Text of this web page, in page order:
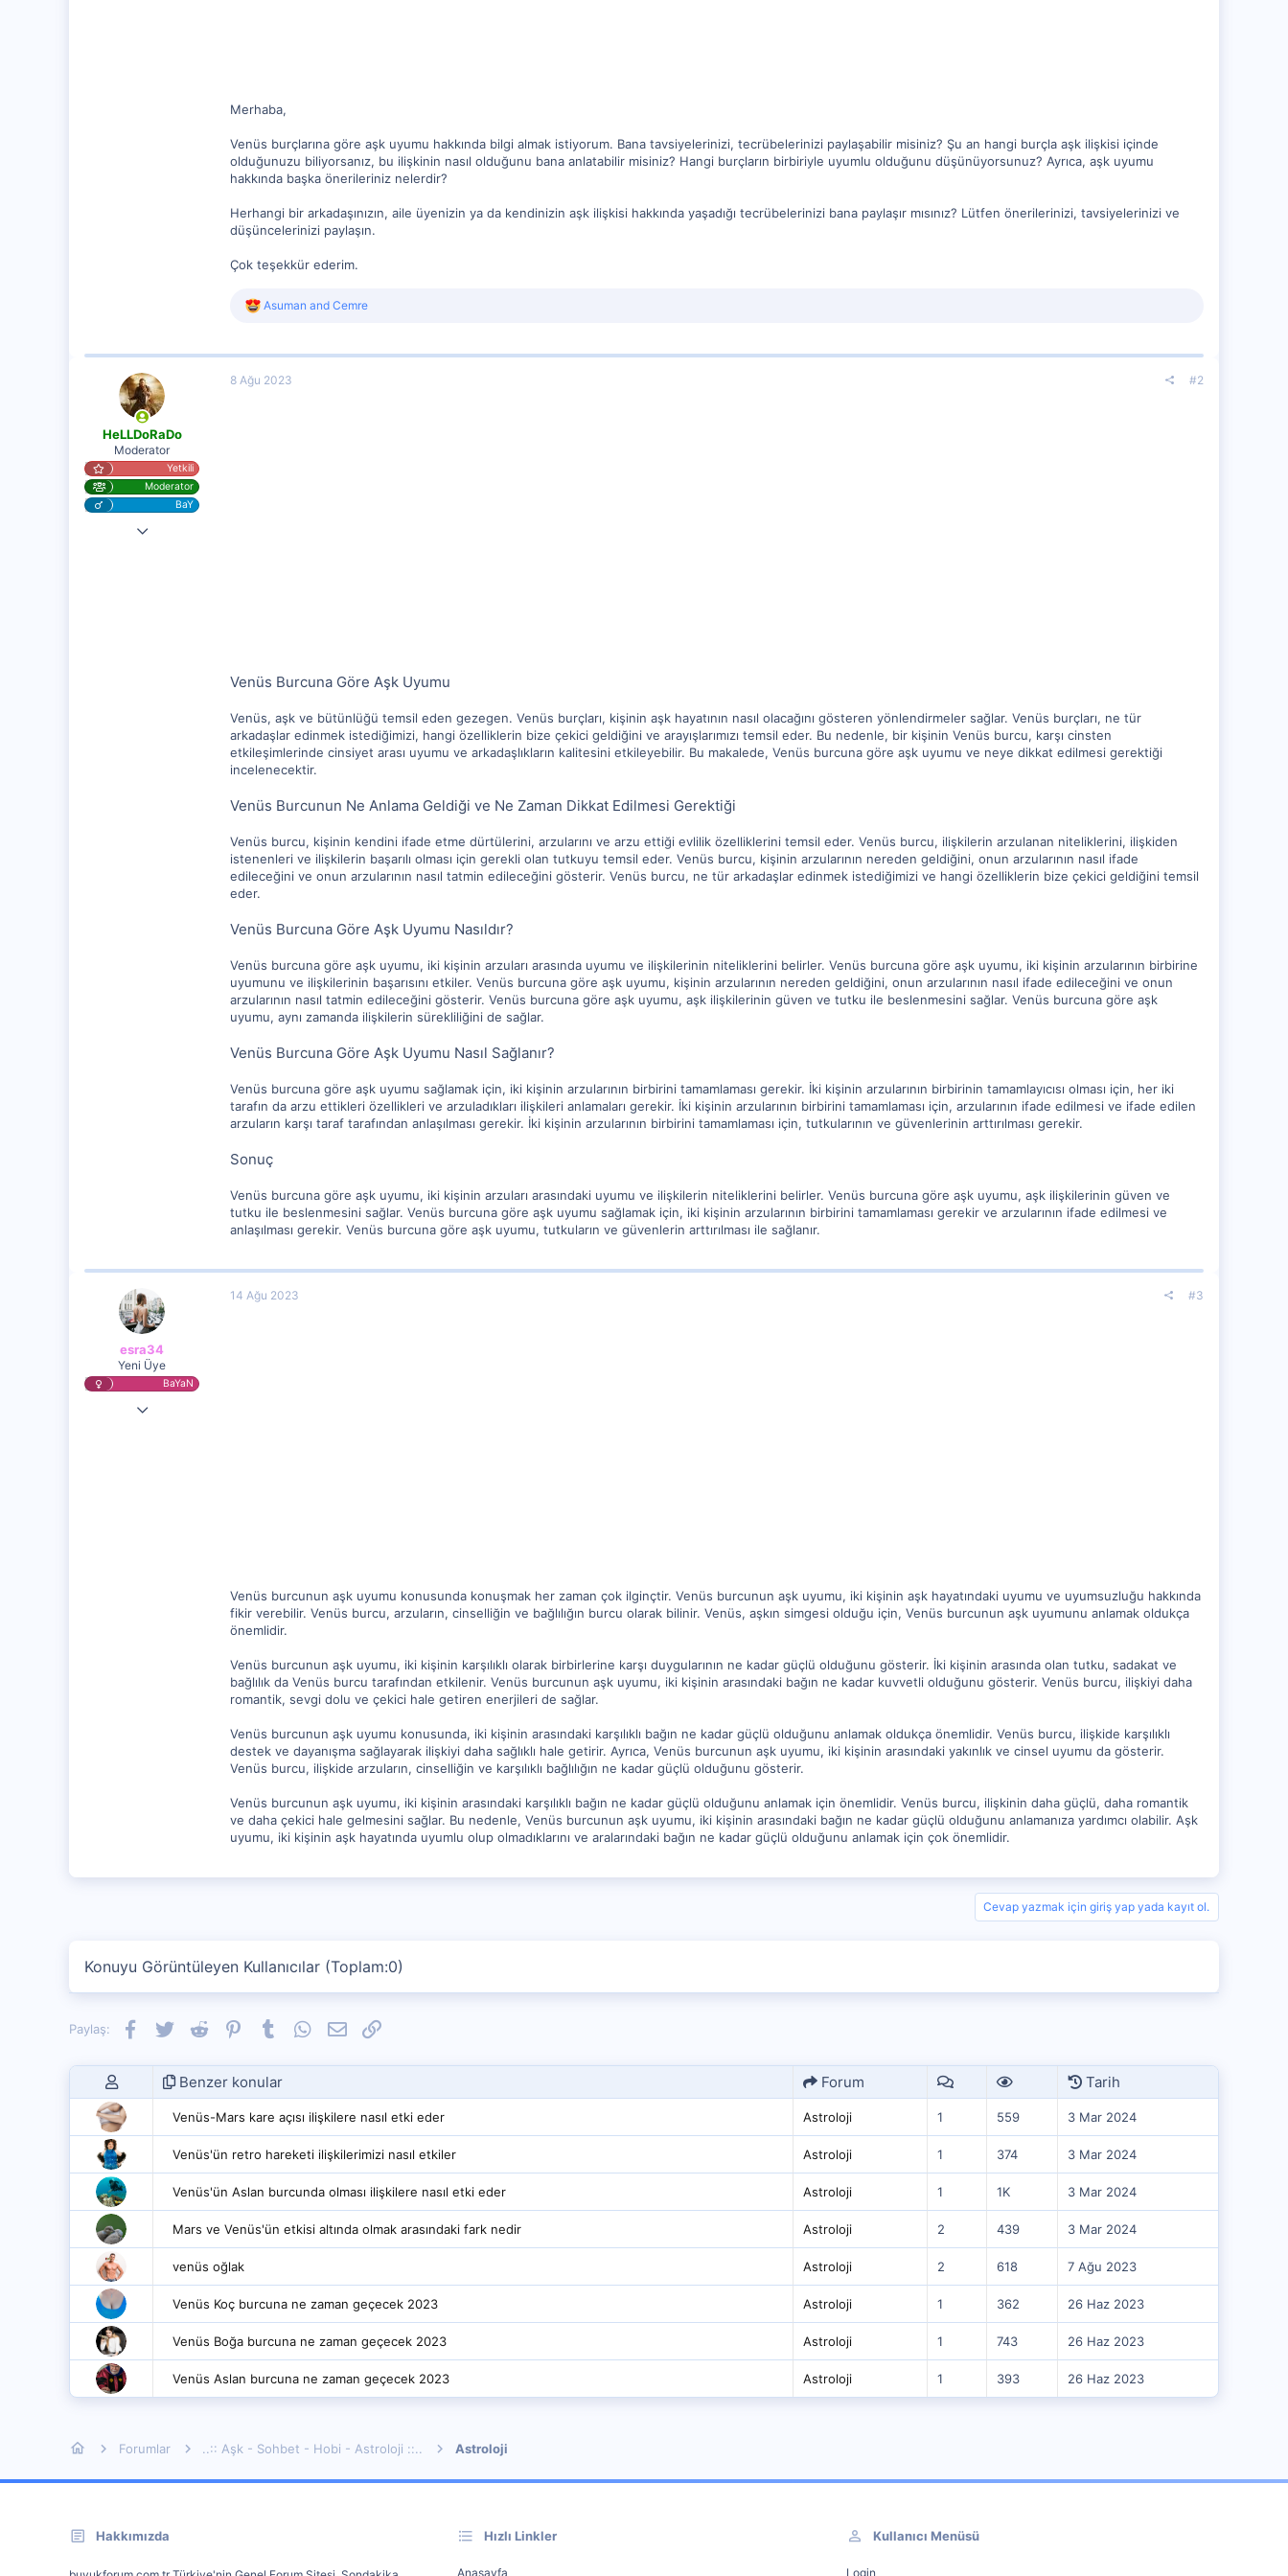
Merhaba,
Venüs burçlarına göre aşk uyumu hakkında bilgi almak istiyorum. Bana tavsiyelerinizi, tecrübelerinizi paylaşabilir misiniz? Şu an hangi burçla aşk ilişkisi içinde
olduğunuzu biliyorsanız, bu ilişkinin nasıl olduğunu bana anlatabilir misiniz? Hangi burçların birbiriyle uyumlu olduğunu düşünüyorsunuz? Ayrıca, aşk uyumu
hakkında başka önerileriniz nelerdir?
Herhangi bir arkadaşınızın, aile üyenizin ya da kendinizin aşk ilişkisi hakkında yaşadığı tecrübelerinizi bana paylaşır mısınız? Lütfen önerilerinizi, tavsiyelerinizi ve
düşüncelerinizi paylaşın.
Çok teşekkür ederim.
R
c
i
Asuman and Cemre
HeLLDoRaDo
Moderator
Yetkili
Moderator
BaY
4 Nis 2023
8 Ağu 2023 #2
Venüs Burcuna Göre Aşk Uyumu
Venüs, aşk ve bütünlüğü temsil eden gezegen. Venüs burçları, kişinin aşk hayatının nasıl olacağını gösteren yönlendirmeler sağlar. Venüs burçları, ne tür
arkadaşlar edinmek istediğimizi, hangi özelliklerin bize çekici geldiğini ve arayışlarımızı temsil eder. Bu nedenle, bir kişinin Venüs burcu, karşı cinsten
etkileşimlerinde cinsiyet arası uyumu ve arkadaşlıkların kalitesini etkileyebilir. Bu makalede, Venüs burcuna göre aşk uyumu ve neye dikkat edilmesi gerektiği
incelenecektir.
Venüs Burcunun Ne Anlama Geldiği ve Ne Zaman Dikkat Edilmesi Gerektiği
Venüs burcu, kişinin kendini ifade etme dürtülerini, arzularını ve arzu ettiği evlilik özelliklerini temsil eder. Venüs burcu, ilişkilerin arzulanan niteliklerini, ilişkiden
istenenleri ve ilişkilerin başarılı olması için gerekli olan tutkuyu temsil eder. Venüs burcu, kişinin arzularının nereden geldiğini, onun arzularının nasıl ifade
edileceğini ve onun arzularının nasıl tatmin edileceğini gösterir. Venüs burcu, ne tür arkadaşlar edinmek istediğimizi ve hangi özelliklerin bize çekici geldiğini temsil
eder.
Venüs Burcuna Göre Aşk Uyumu Nasıldır?
Venüs burcuna göre aşk uyumu, iki kişinin arzuları arasında uyumu ve ilişkilerinin niteliklerini belirler. Venüs burcuna göre aşk uyumu, iki kişinin arzularının birbirine
uyumunu ve ilişkilerinin başarısını etkiler. Venüs burcuna göre aşk uyumu, kişinin arzularının nereden geldiğini, onun arzularının nasıl ifade edileceğini ve onun
arzularının nasıl tatmin edileceğini gösterir. Venüs burcuna göre aşk uyumu, aşk ilişkilerinin güven ve tutku ile beslenmesini sağlar. Venüs burcuna göre aşk
uyumu, aynı zamanda ilişkilerin sürekliliğini de sağlar.
Venüs Burcuna Göre Aşk Uyumu Nasıl Sağlanır?
Venüs burcuna göre aşk uyumu sağlamak için, iki kişinin arzularının birbirini tamamlaması gerekir. İki kişinin arzularının birbirinin tamamlayıcısı olması için, her iki
tarafın da arzu ettikleri özellikleri ve arzuladıkları ilişkileri anlamaları gerekir. İki kişinin arzularının birbirini tamamlaması için, arzularının ifade edilmesi ve ifade edilen
arzuların karşı taraf tarafından anlaşılması gerekir. İki kişinin arzularının birbirini tamamlaması için, tutkularının ve güvenlerinin arttırılması gerekir.
Sonuç
Venüs burcuna göre aşk uyumu, iki kişinin arzuları arasındaki uyumu ve ilişkilerin niteliklerini belirler. Venüs burcuna göre aşk uyumu, aşk ilişkilerinin güven ve
tutku ile beslenmesini sağlar. Venüs burcuna göre aşk uyumu sağlamak için, iki kişinin arzularının birbirini tamamlaması gerekir ve arzularının ifade edilmesi ve
anlaşılması gerekir. Venüs burcuna göre aşk uyumu, tutkuların ve güvenlerin arttırılması ile sağlanır.
esra34
Yeni Üye
BaYaN
8 Ağu 2023
14 Ağu 2023 #3
Venüs burcunun aşk uyumu konusunda konuşmak her zaman çok ilginçtir. Venüs burcunun aşk uyumu, iki kişinin aşk hayatındaki uyumu ve uyumsuzluğu hakkında
fikir verebilir. Venüs burcu, arzuların, cinselliğin ve bağlılığın burcu olarak bilinir. Venüs, aşkın simgesi olduğu için, Venüs burcunun aşk uyumunu anlamak oldukça
önemlidir.
Venüs burcunun aşk uyumu, iki kişinin karşılıklı olarak birbirlerine karşı duygularının ne kadar güçlü olduğunu gösterir. İki kişinin arasında olan tutku, sadakat ve
bağlılık da Venüs burcu tarafından etkilenir. Venüs burcunun aşk uyumu, iki kişinin arasındaki bağın ne kadar kuvvetli olduğunu gösterir. Venüs burcu, ilişkiyi daha
romantik, sevgi dolu ve çekici hale getiren enerjileri de sağlar.
Venüs burcunun aşk uyumu konusunda, iki kişinin arasındaki karşılıklı bağın ne kadar güçlü olduğunu anlamak oldukça önemlidir. Venüs burcu, ilişkide karşılıklı
destek ve dayanışma sağlayarak ilişkiyi daha sağlıklı hale getirir. Ayrıca, Venüs burcunun aşk uyumu, iki kişinin arasındaki yakınlık ve cinsel uyumu da gösterir.
Venüs burcu, ilişkide arzuların, cinselliğin ve karşılıklı bağlılığın ne kadar güçlü olduğunu gösterir.
Venüs burcunun aşk uyumu, iki kişinin arasındaki karşılıklı bağın ne kadar güçlü olduğunu anlamak için önemlidir. Venüs burcu, ilişkinin daha güçlü, daha romantik
ve daha çekici hale gelmesini sağlar. Bu nedenle, Venüs burcunun aşk uyumu, iki kişinin arasındaki bağın ne kadar güçlü olduğunu anlamanıza yardımcı olabilir. Aşk
uyumu, iki kişinin aşk hayatında uyumlu olup olmadıklarını ve aralarındaki bağın ne kadar güçlü olduğunu anlamak için çok önemlidir.
Cevap yazmak için giriş yap yada kayıt ol.
Konuyu Görüntüleyen Kullanıcılar (Toplam:0)
Paylaş: Facebook
TwitterReddit PinterestTumblrWhatsApp
E-postaLink
Benzer konular Forum Tarih
Venüs-Mars kare açısı ilişkilere nasıl etki eder Astroloji 1 559 3 Mar 2024
Venüs'ün retro hareketi ilişkilerimizi nasıl etkiler Astroloji 1 374 3 Mar 2024
Venüs'ün Aslan burcunda olması ilişkilere nasıl etki eder Astroloji 1 1K 3 Mar 2024
Mars ve Venüs'ün etkisi altında olmak arasındaki fark nedir Astroloji 2 439 3 Mar 2024
venüs oğlak Astroloji 2 618 7 Ağu 2023
Venüs Koç burcuna ne zaman geçecek 2023 Astroloji 1 362 26 Haz 2023
Venüs Boğa burcuna ne zaman geçecek 2023 Astroloji 1 743 26 Haz 2023
Venüs Aslan burcuna ne zaman geçecek 2023 Astroloji 1 393 26 Haz 2023
Forumlar ..:: Aşk - Sohbet - Hobi - Astroloji ::.. Astroloji
Hakkımızda Hızlı Linkler
Anasayfa
Kullanıcı Menüsü
Login